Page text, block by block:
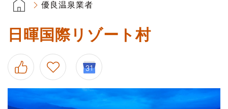
優良温泉業者
日暉国際リゾート村